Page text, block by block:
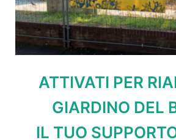
ATTIVATI PER
GIARDINO DEL
IL TUO